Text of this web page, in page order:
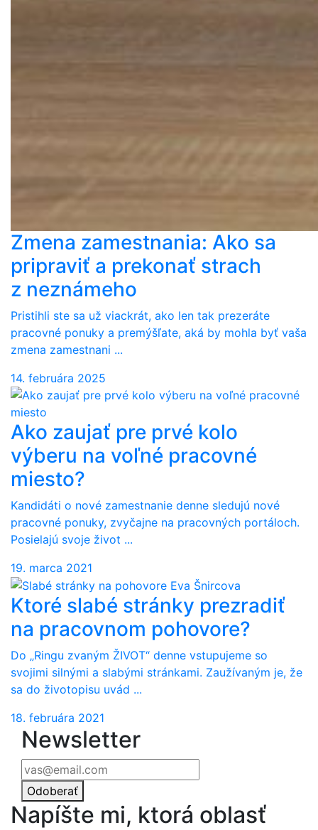
Zmena zamestnania: Ako sa
pripraviť a prekonať strach
z neznámeho
Pristihli ste sa už viackrát, ako len tak prezeráte
pracovné ponuky a premýšľate, aká by mohla byť vaša
zmena zamestnani ...
14. februára 2025
Ako zaujať pre prvé kolo
výberu na voľné pracovné
miesto?
Kandidáti o nové zamestnanie denne sledujú nové
pracovné ponuky, zvyčajne na pracovných portáloch.
Posielajú svoje život ...
19. marca 2021
Ktoré slabé stránky prezradiť
na pracovnom pohovore?
Do „Ringu zvaným ŽIVOT“ denne vstupujeme so
svojimi silnými a slabými stránkami. Zaužívaným je, že
sa do životopisu uvád ...
18. februára 2021
Newsletter
Odoberať
Napíšte mi, ktorá oblasť